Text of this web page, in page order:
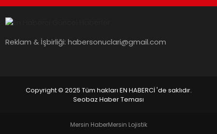
Reklam & İşbirliği:habersonuclari@gmail.com
Copyright © 2025 Tüm hakları EN HABERCİ 'de saklıdır.
Seobaz Haber Teması
Mersin HaberMersin Lojistik